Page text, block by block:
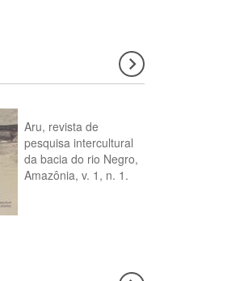
Aru, revista de
pesquisa intercultural
da bacia do rio Negro,
Amazônia, v. 1, n. 1.